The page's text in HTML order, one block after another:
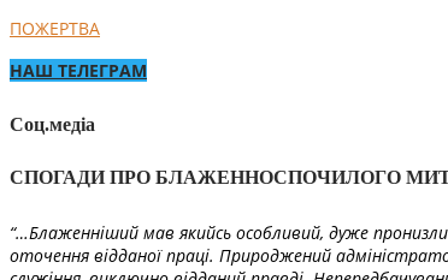
ПОЖЕРТВА
НАШ ТЕЛЕГРАМ
Соц.медіа
СПОГАДИ ПРО БЛАЖЕННОСПОЧИЛОГО
“…Блаженніший мав якийсь особливий, дуже
оточення відданої праці. Природжений